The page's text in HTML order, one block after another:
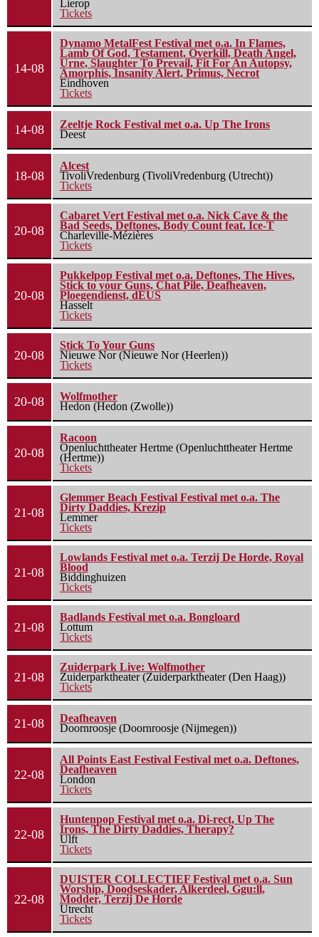
Lierop
Tickets
14-08
Dynamo MetalFest Festival met o.a. In Flames,
Lamb Of God, Testament, Overkill, Death Angel,
Urne, Slaughter To Prevail, Fit For An Autopsy,
Amorphis, Insanity Alert, Primus, Necrot
Eindhoven
Tickets
14-08
Zeeltje Rock Festival met o.a. Up The Irons
Deest
18-08
Alcest
TivoliVredenburg (TivoliVredenburg (Utrecht))
Tickets
20-08
Cabaret Vert Festival met o.a. Nick Cave & the
Bad Seeds, Deftones, Body Count feat. Ice-T
Charleville-Mézières
Tickets
20-08
Pukkelpop Festival met o.a. Deftones, The Hives,
Stick to your Guns, Chat Pile, Deafheaven,
Ploegendienst, dEUS
Hasselt
Tickets
20-08
Stick To Your Guns
Nieuwe Nor (Nieuwe Nor (Heerlen))
Tickets
20-08
Wolfmother
Hedon (Hedon (Zwolle))
20-08
Racoon
Openluchttheater Hertme (Openluchttheater Hertme
(Hertme))
Tickets
21-08
Glemmer Beach Festival Festival met o.a. The
Dirty Daddies, Krezip
Lemmer
Tickets
21-08
Lowlands Festival met o.a. Terzij De Horde, Royal
Blood
Biddinghuizen
Tickets
21-08
Badlands Festival met o.a. Bongloard
Lottum
Tickets
21-08
Zuiderpark Live: Wolfmother
Zuiderparktheater (Zuiderparktheater (Den Haag))
Tickets
21-08
Deafheaven
Doornroosje (Doornroosje (Nijmegen))
22-08
All Points East Festival Festival met o.a. Deftones,
Deafheaven
London
Tickets
22-08
Huntenpop Festival met o.a. Di-rect, Up The
Irons, The Dirty Daddies, Therapy?
Ulft
Tickets
22-08
DUISTER COLLECTIEF Festival met o.a. Sun
Worship, Doodseskader, Alkerdeel, Ggu:ll,
Modder, Terzij De Horde
Utrecht
Tickets